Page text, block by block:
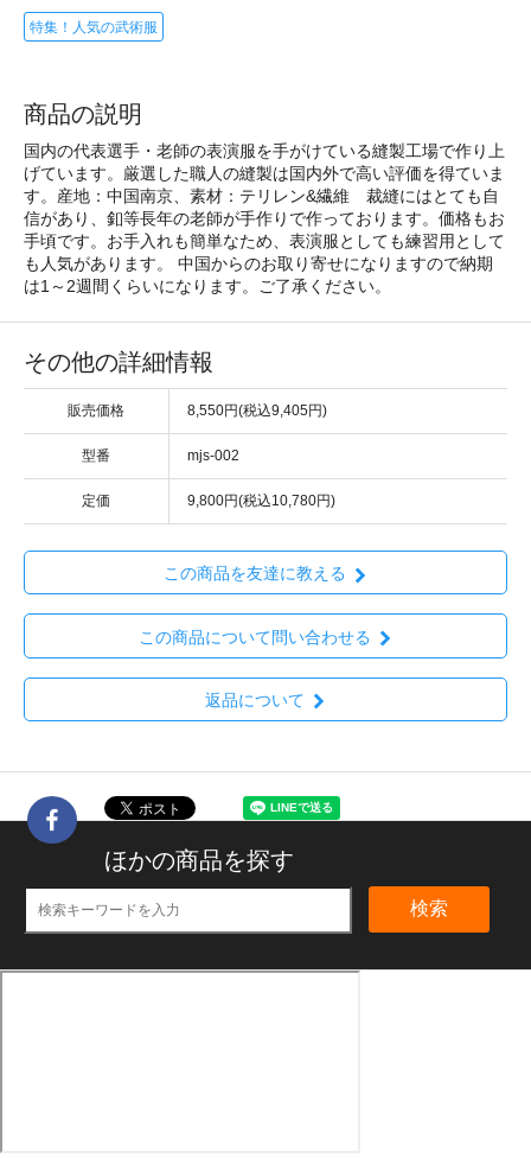
特集！人気の武術服
商品の説明
国内の代表選手・老師の表演服を手がけている縫製工場で作り上
げています。厳選した職人の縫製は国内外で高い評価を得ていま
す。産地：中国南京、素材：テリレン&繊維 裁縫にはとても自
信があり、釦等長年の老師が手作りで作っております。価格もお
手頃です。お手入れも簡単なため、表演服としても練習用として
も人気があります。 中国からのお取り寄せになりますので納期
は1～2週間くらいになります。ご了承ください。
その他の詳細情報
販売価格 8,550円(税込9,405円)
型番 mjs-002
定価 9,800円(税込10,780円)
この商品を友達に教える
この商品について問い合わせる
返品について
ほかの商品を探す
検索